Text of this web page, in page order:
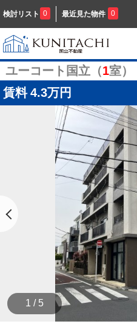
検討リスト 0 最近見た物件 0
ユーコート国立（1室）
賃料 4.3万円
1 / 5